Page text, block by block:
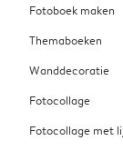
Fotoboek maken
Themaboeken
Wanddecoratie
Fotocollage
Fotocollage met